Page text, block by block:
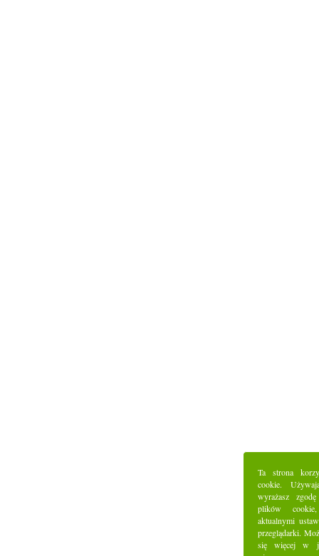
Ta strona
cookie.
wyrażasz
plików
aktualnymi
przeglądarki.
się więcej w